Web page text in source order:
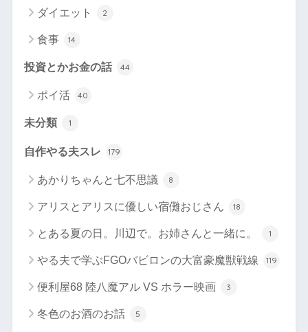
ダイエット 2
食事 14
投資とかお金の話 44
ポイ活 40
未分類 1
自作やる夫スレ 179
あかりちゃんと七不思議 8
アリスとアリスに優しい宿儺おじさん 18
とある夏の日。川辺で。お姉さんと一緒に。 1
やる夫で学ぶFGOバビロンの大富豪魔獣戦線 119
便利屋68 陸八魔アル VS ホラー映画 3
冬色のお酒のお話 5